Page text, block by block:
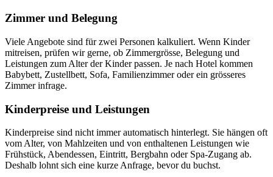
Zimmer und Belegung
Viele Angebote sind für zwei Personen kalkuliert. Wenn Kinder
mitreisen, prüfen wir gerne, ob Zimmergrösse, Belegung und
Leistungen zum Alter der Kinder passen. Je nach Hotel kommen
Babybett, Zustellbett, Sofa, Familienzimmer oder ein grösseres
Zimmer infrage.
Kinderpreise und Leistungen
Kinderpreise sind nicht immer automatisch hinterlegt. Sie hängen oft
vom Alter, von Mahlzeiten und von enthaltenen Leistungen wie
Frühstück, Abendessen, Eintritt, Bergbahn oder Spa-Zugang ab.
Deshalb lohnt sich eine kurze Anfrage, bevor du buchst.